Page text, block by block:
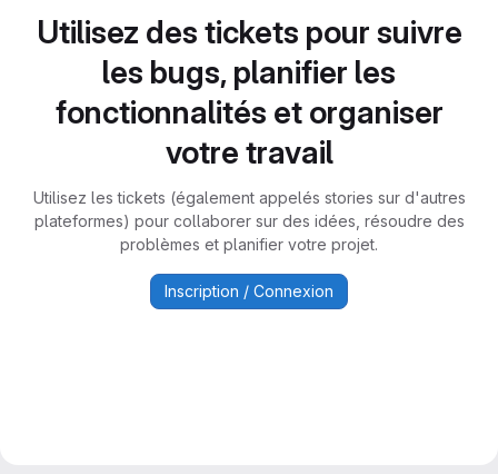
Utilisez des tickets pour suivre
les bugs, planifier les
fonctionnalités et organiser
votre travail
Utilisez les tickets (également appelés stories sur d'autres
plateformes) pour collaborer sur des idées, résoudre des
problèmes et planifier votre projet.
Inscription / Connexion